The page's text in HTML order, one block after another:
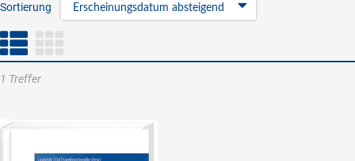
Sortierung Erscheinungsdatum absteigend
1 Treffer